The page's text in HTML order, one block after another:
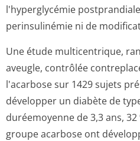
l'hyperglycémie
perinsulinémie ni de
Une étude multicentrique,
aveugle, contrôlée
l'acarbose sur 1429 sujets
développer un diabète de
duréemoyenne de 3,3 ans,
groupe acarbose ont